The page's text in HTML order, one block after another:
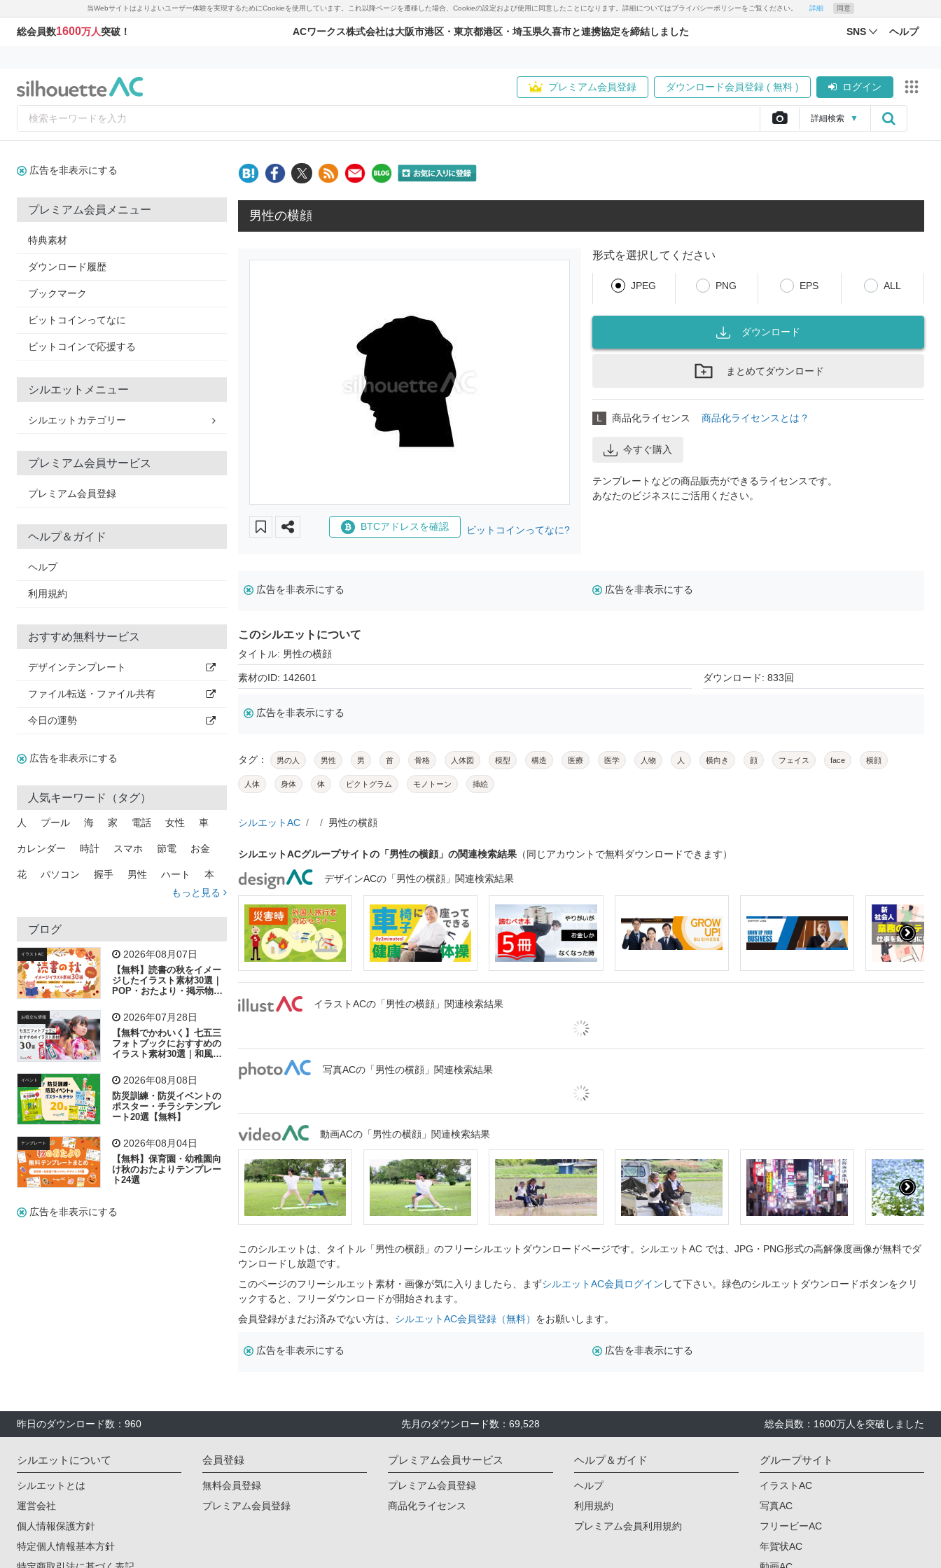
当Webサイトはよりよいユーザー体験を実現するためにCookieを使用しています。これ以降ページを遷移した場合、Cookieの設定および使用に同意したことになります。詳細についてはプライバシーポリシーをご覧ください。 詳細 同意
総会員数1600万人突破！ ACワークス株式会社は大阪市港区・東京都港区・埼玉県久喜市と連携協定を締結しました SNS ヘルプ
プレミアム会員登録 ダウンロード会員登録 ( 無料 ) ログイン
詳細検索 ▼
広告を非表示にする
プレミアム会員メニュー
特典素材
ダウンロード履歴
ブックマーク
ビットコインってなに
ビットコインで応援する
シルエットメニュー
シルエットカテゴリー
プレミアム会員サービス
プレミアム会員登録
ヘルプ＆ガイド
ヘルプ
利用規約
おすすめ無料サービス
デザインテンプレート
ファイル転送・ファイル共有
今日の運勢
広告を非表示にする
人気キーワード（タグ）
人 プール 海 家 電話 女性 車
カレンダー 時計 スマホ 節電 お金
花 パソコン 握手 男性 ハート 本
トラック 木
吹き出し
飛行機 グラフ ビル 魚 家族 書類
歩く 工場 会社 太陽 キラキラ
子供 作業員 葉 相談 ピクトグラム
もっと見る
ブログ
イラストAC 2026年08月07日
【無料】読書の秋をイメー
ジしたイラスト素材30選｜
POP・おたより・掲示物に
お役立ち情報 2026年07月28日
【無料でかわいく】七五三
フォトブックにおすすめの
イラスト素材30選｜和風の
イベント 2026年08月08日
防災訓練・防災イベントの
ポスター・チラシテンプレ
ート20選【無料】
テンプレート 2026年08月04日
【無料】保育園・幼稚園向
け秋のおたよりテンプレー
ト24選
広告を非表示にする
男性の横顔
BTCアドレスを確認 ビットコインってなに?
形式を選択してください
JPEG PNG EPS ALL
ダウンロード
まとめてダウンロード
L 商品化ライセンス 商品化ライセンスとは？
今すぐ購入
テンプレートなどの商品販売ができるライセンスです。
あなたのビジネスにご活用ください。
広告を非表示にする 広告を非表示にする
このシルエットについて
タイトル: 男性の横顔
素材のID: 142601 ダウンロード: 833回
広告を非表示にする
タグ： 男の人 男性 男 首 骨格 人体図 模型 構造 医療 医学 人物 人 横向き 顔 フェイス face 横顔
人体 身体 体 ピクトグラム モノトーン 挿絵
シルエットAC 男性の横顔
シルエットACグループサイトの「男性の横顔」の関連検索結果 （同じアカウントで無料ダウンロードできます）
デザインACの「男性の横顔」関連検索結果
イラストACの「男性の横顔」関連検索結果
写真ACの「男性の横顔」関連検索結果
動画ACの「男性の横顔」関連検索結果
このシルエットは、タイトル「男性の横顔」のフリーシルエットダウンロードページです。シルエットAC では、JPG・PNG形式の高解像度画像が無料でダ
ウンロードし放題です。
このページのフリーシルエット素材・画像が気に入りましたら、まずシルエットAC会員ログイン して下さい。緑色のシルエットダウンロードボタンをクリ
ックすると、フリーダウンロードが開始されます。
会員登録がまだお済みでない方は、 シルエットAC会員登録（無料） をお願いします。
広告を非表示にする 広告を非表示にする
昨日のダウンロード数：960 先月のダウンロード数：69,528 総会員数：1600万人を突破しました
シルエットについて
シルエットとは
運営会社
個人情報保護方針
特定個人情報基本方針
会員登録
無料会員登録
プレミアム会員登録
プレミアム会員サービス
プレミアム会員登録
商品化ライセンス
ヘルプ＆ガイド
ヘルプ
利用規約
プレミアム会員利用規約
グループサイト
イラストAC
写真AC
フリービーAC
年賀状AC